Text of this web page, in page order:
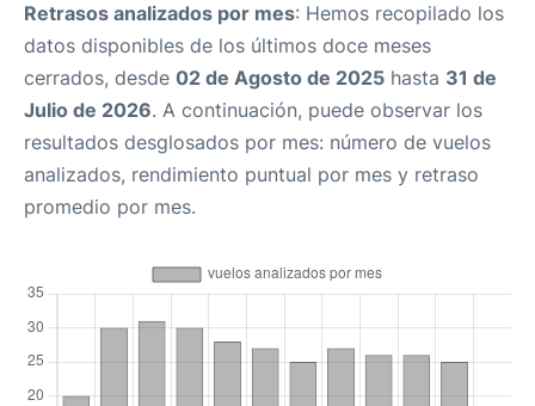
Retrasos analizados por mes: Hemos recopilado los
datos disponibles de los últimos doce meses
cerrados, desde 02 de Agosto de 2025 hasta 31 de
Julio de 2026. A continuación, puede observar los
resultados desglosados por mes: número de vuelos
analizados, rendimiento puntual por mes y retraso
promedio por mes.